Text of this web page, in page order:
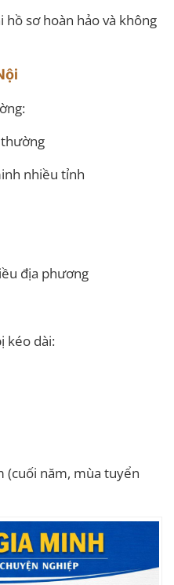
sơ hoàn hảo và không
nhiều tỉnh
địa phương
kéo dài:
(cuối năm, mùa tuyển